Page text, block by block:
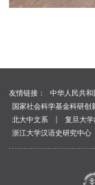
友情链接： 中华人民共和
国家社会科学基金科研创
北大中文系
复旦大
浙江大学汉语史研究中心